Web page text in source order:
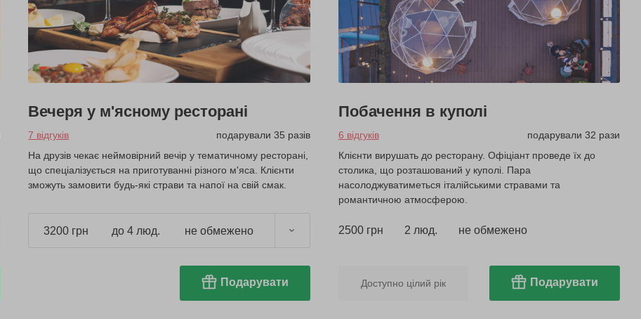
Вечеря у м'ясному ресторані
7 відгуків
подарували 35 разів
На друзів чекає неймовірний вечір у тематичному ресторані,
що спеціалізується на приготуванні різного м'яса. Клієнти
зможуть замовити будь-які страви та напої на свій смак.
3200 грн до 4 люд. не обмежено
Подарувати
Побачення в куполі
6 відгуків
подарували 32 рази
Клієнти вирушать до ресторану. Офіціант проведе їх до
столика, що розташований у куполі. Пара
насолоджуватиметься італійськими стравами та
романтичною атмосферою.
2500 грн 2 люд. не обмежено
Доступно цілий рік Подарувати